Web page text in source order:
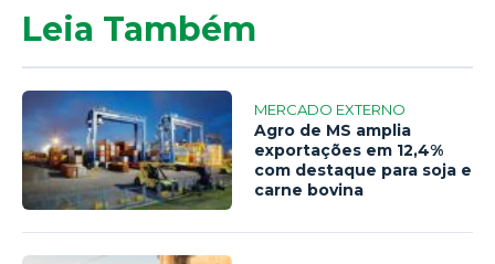
Leia Também
MERCADO EXTERNO
Agro de MS amplia
exportações em 12,4%
com destaque para soja e
carne bovina